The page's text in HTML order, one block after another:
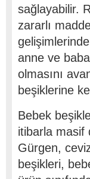
sağlayabilir.
zararlı
anne ve
olmasını
beşiklerine
Bebek
itibarla masif
Gürgen,
beşikleri,